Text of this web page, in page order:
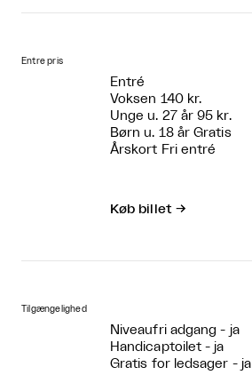
Entre pris
Entré
Voksen 140 kr.
Unge u. 27 år 95 kr.
Børn u. 18 år Gratis
Årskort Fri entré
Køb billet →
Tilgængelighed
Niveaufri adgang - ja
Handicaptoilet - ja
Gratis for ledsager - ja